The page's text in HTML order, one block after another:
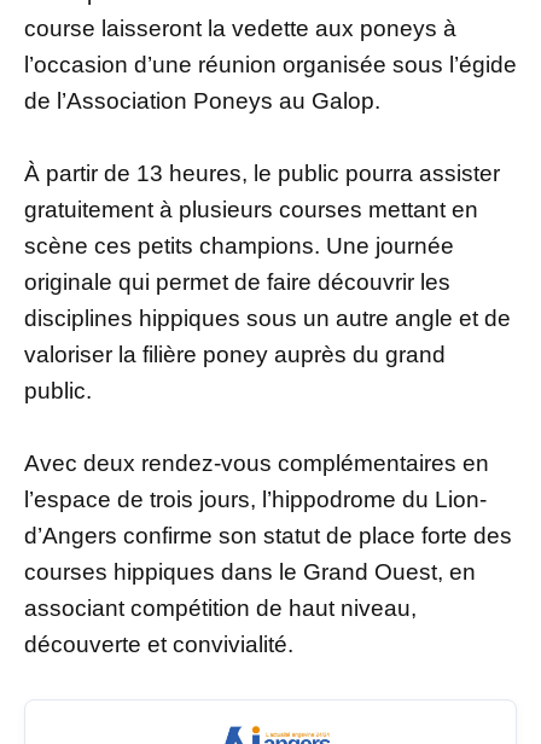
course laisseront la vedette aux poneys à
l’occasion d’une réunion organisée sous l’égide
de l’Association Poneys au Galop.
À partir de 13 heures, le public pourra assister
gratuitement à plusieurs courses mettant en
scène ces petits champions. Une journée
originale qui permet de faire découvrir les
disciplines hippiques sous un autre angle et de
valoriser la filière poney auprès du grand
public.
Avec deux rendez-vous complémentaires en
l’espace de trois jours, l’hippodrome du Lion-
d’Angers confirme son statut de place forte des
courses hippiques dans le Grand Ouest, en
associant compétition de haut niveau,
découverte et convivialité.